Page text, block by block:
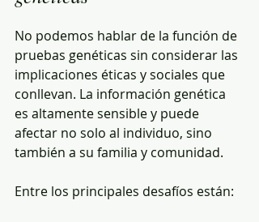
No podemos hablar de la función de
pruebas genéticas sin considerar las
implicaciones éticas y sociales que
conllevan. La información genética
es altamente sensible y puede
afectar no solo al individuo, sino
también a su familia y comunidad.
Entre los principales desafíos están: